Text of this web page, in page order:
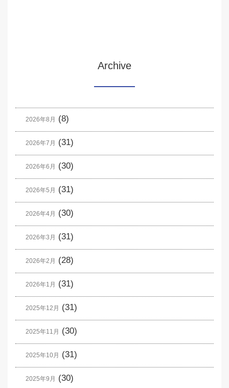
Archive
2026年8月 (8)
2026年7月 (31)
2026年6月 (30)
2026年5月 (31)
2026年4月 (30)
2026年3月 (31)
2026年2月 (28)
2026年1月 (31)
2025年12月 (31)
2025年11月 (30)
2025年10月 (31)
2025年9月 (30)